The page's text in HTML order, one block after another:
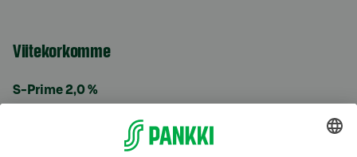
Viitekorkomme
S-Prime 2,0 %